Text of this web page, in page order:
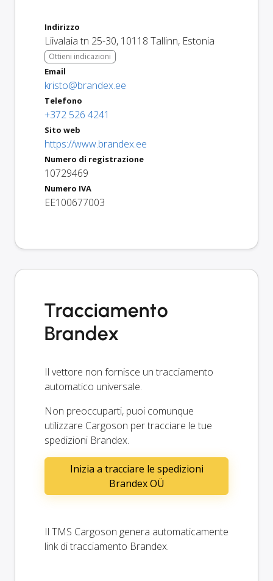
Indirizzo
Liivalaia tn 25-30, 10118 Tallinn, Estonia
Ottieni indicazioni
Email
kristo@brandex.ee
Telefono
+372 526 4241
Sito web
https://www.brandex.ee
Numero di registrazione
10729469
Numero IVA
EE100677003
Tracciamento
Brandex
Il vettore non fornisce un tracciamento
automatico universale.
Non preoccuparti, puoi comunque
utilizzare Cargoson per tracciare le tue
spedizioni Brandex.
Inizia a tracciare le spedizioni
Brandex OÜ
Il TMS Cargoson genera automaticamente
link di tracciamento Brandex.